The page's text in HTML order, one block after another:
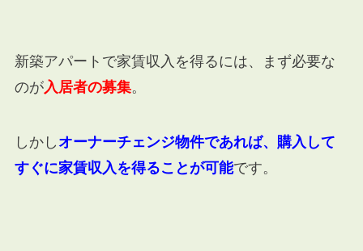
新築アパートで家賃収入を得るには、まず必要な
のが入居者の募集。
しかし オーナーチェンジ物件であれば、購入して
すぐに家賃収入を得ることが可能です。